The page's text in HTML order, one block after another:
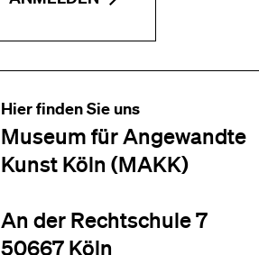
Hier finden Sie uns
Museum für Angewandte
Kunst Köln (MAKK)
An der Rechtschule 7
50667 Köln